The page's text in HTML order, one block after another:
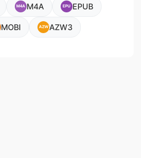
M4A M4A EPU EPUB
MOBI AZWAZW3